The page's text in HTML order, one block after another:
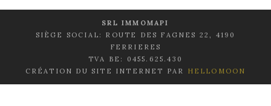
SRL IMMOMAPI
SIÈGE SOCIAL: ROUTE DES FAGNES 22, 4190
FERRIERES
TVA BE: 0455.625.430
CRÉATION DU SITE INTERNET PAR
HELLOMOON